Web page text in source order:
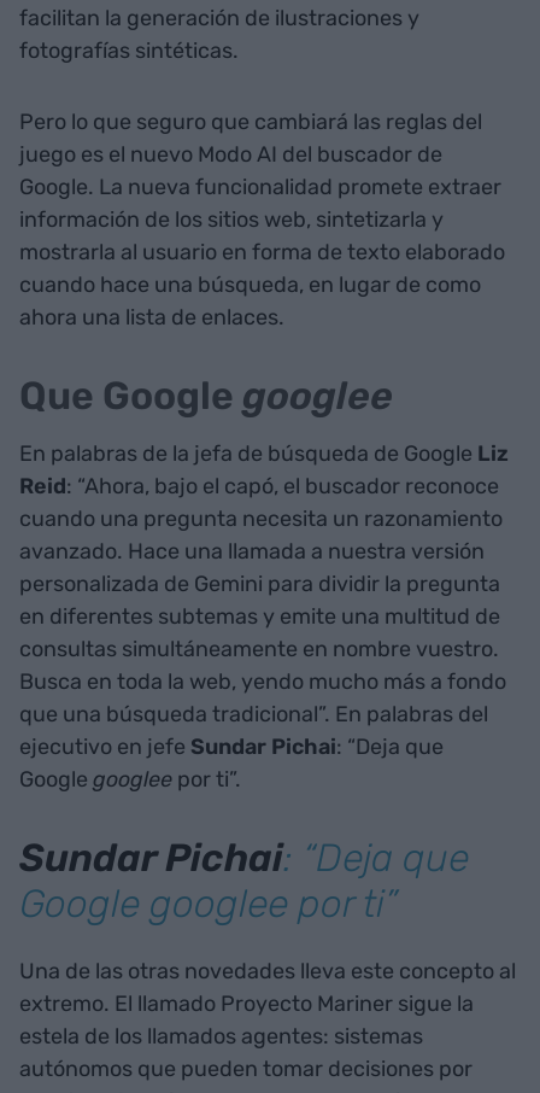
facilitan la generación de ilustraciones y
fotografías sintéticas.
Pero lo que seguro que cambiará las reglas del
juego es el nuevo Modo AI del buscador de
Google. La nueva funcionalidad promete extraer
información de los sitios web, sintetizarla y
mostrarla al usuario en forma de texto elaborado
cuando hace una búsqueda, en lugar de como
ahora una lista de enlaces.
Que Google googlee
En palabras de la jefa de búsqueda de Google Liz
Reid: “Ahora, bajo el capó, el buscador reconoce
cuando una pregunta necesita un razonamiento
avanzado. Hace una llamada a nuestra versión
personalizada de Gemini para dividir la pregunta
en diferentes subtemas y emite una multitud de
consultas simultáneamente en nombre vuestro.
Busca en toda la web, yendo mucho más a fondo
que una búsqueda tradicional”. En palabras del
ejecutivo en jefe Sundar Pichai: “Deja que
Google googlee por ti”.
Sundar Pichai: “Deja que
Google googlee por ti”
Una de las otras novedades lleva este concepto al
extremo. El llamado Proyecto Mariner sigue la
estela de los llamados agentes: sistemas
autónomos que pueden tomar decisiones por